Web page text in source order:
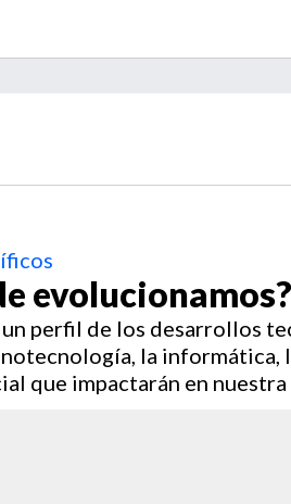
evolucionamos?
perfil de los desarrollos
la informática,
que impactarán en